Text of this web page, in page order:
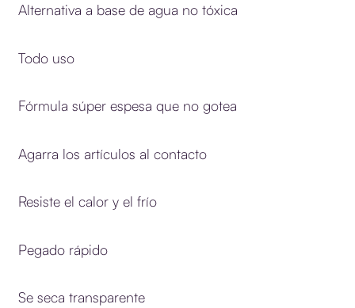
Alternativa a base de agua no tóxica
Todo uso
Fórmula súper espesa que no gotea
Agarra los artículos al contacto
Resiste el calor y el frío
Pegado rápido
Se seca transparente